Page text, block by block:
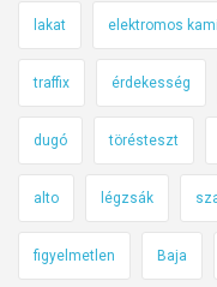
lakat elektromos
traffix érdekesség
dugó törésteszt
alto légzsák
figyelmetlen Baja